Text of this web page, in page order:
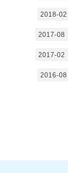
2018-02
2017-08
2017-02
2016-08